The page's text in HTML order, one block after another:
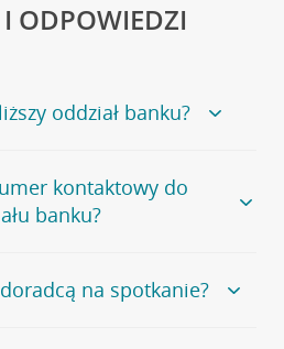
ODPOWIEDZI
oddział banku?
banku, zapraszamy na
, na której znajduje się
kontaktowy do
banku?
ogólnego numeru
na spotkanie?